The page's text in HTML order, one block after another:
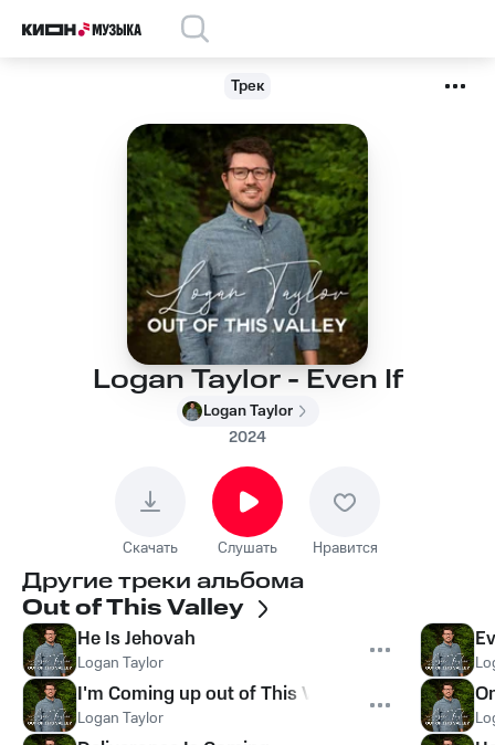
Трек
Logan Taylor - Even If
Logan Taylor
2024
Скачать Слушать Нравится
Другие треки альбома
Out of This Valley
He Is Jehovah
Logan Taylor
I'm Coming up out of This Valley
Logan Taylor